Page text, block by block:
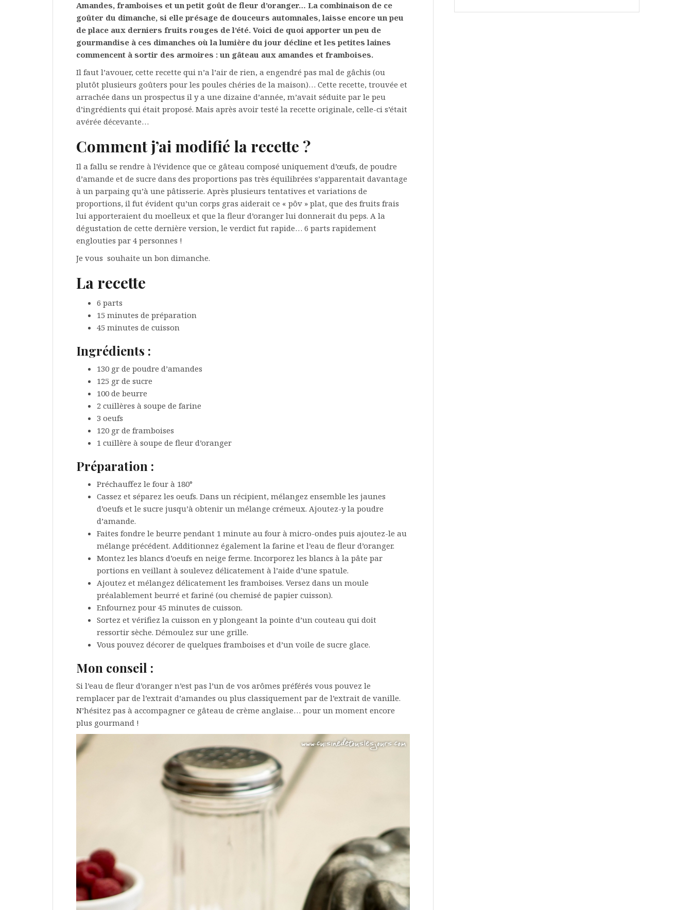
Amandes, framboises et un petit goût de fleur d’oranger… La combinaison de ce
goûter du dimanche, si elle présage de douceurs automnales, laisse encore un peu
de place aux derniers fruits rouges de l’été. Voici de quoi apporter un peu de
gourmandise à ces dimanches où la lumière du jour décline et les petites laines
commencent à sortir des armoires : un gâteau aux amandes et framboises.
Il faut l’avouer, cette recette qui n’a l’air de rien, a engendré pas mal de gâchis (ou
plutôt plusieurs goûters pour les poules chéries de la maison)… Cette recette, trouvée et
arrachée dans un prospectus il y a une dizaine d’année, m’avait séduite par le peu
d’ingrédients qui était proposé. Mais après avoir testé la recette originale, celle-ci s’était
avérée décevante…
Comment j’ai modifié la recette ?
Il a fallu se rendre à l’évidence que ce gâteau composé uniquement d’œufs, de poudre
d’amande et de sucre dans des proportions pas très équilibrées s’apparentait davantage
à un parpaing qu’à une pâtisserie. Après plusieurs tentatives et variations de
proportions, il fut évident qu’un corps gras aiderait ce « pôv » plat, que des fruits frais
lui apporteraient du moelleux et que la fleur d’oranger lui donnerait du peps. A la
dégustation de cette dernière version, le verdict fut rapide… 6 parts rapidement
englouties par 4 personnes !
Je vous souhaite un bon dimanche.
La recette
6 parts
15 minutes de préparation
45 minutes de cuisson
Ingrédients :
130 gr de poudre d’amandes
125 gr de sucre
100 de beurre
2 cuillères à soupe de farine
3 oeufs
120 gr de framboises
1 cuillère à soupe de fleur d’oranger
Préparation :
Préchauffez le four à 180°
Cassez et séparez les oeufs. Dans un récipient, mélangez ensemble les jaunes
d’oeufs et le sucre jusqu’à obtenir un mélange crémeux. Ajoutez-y la poudre
d’amande.
Faites fondre le beurre pendant 1 minute au four à micro-ondes puis ajoutez-le au
mélange précédent. Additionnez également la farine et l’eau de fleur d’oranger.
Montez les blancs d’oeufs en neige ferme. Incorporez les blancs à la pâte par
portions en veillant à soulevez délicatement à l’aide d’une spatule.
Ajoutez et mélangez délicatement les framboises. Versez dans un moule
préalablement beurré et fariné (ou chemisé de papier cuisson).
Enfournez pour 45 minutes de cuisson.
Sortez et vérifiez la cuisson en y plongeant la pointe d’un couteau qui doit
ressortir sèche. Démoulez sur une grille.
Vous pouvez décorer de quelques framboises et d’un voile de sucre glace.
Mon conseil :
Si l’eau de fleur d’oranger n’est pas l’un de vos arômes préférés vous pouvez le
remplacer par de l’extrait d’amandes ou plus classiquement par de l’extrait de vanille.
N’hésitez pas à accompagner ce gâteau de crème anglaise… pour un moment encore
plus gourmand !